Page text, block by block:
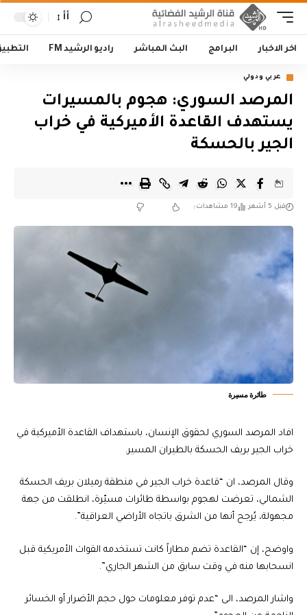
أأ
اخر الاخبار البرامج البث المباشر راديو الرشيد FM
عربي ودولي
المرصد السوري: هجوم بالمسيرات
يستهدف القاعدة الأميركية في خراب
الجير بالحسكة
قبل 5 أشهر 19 مشاهدات
طائرة مسيرة
افاد المرصد السوري لحقوق الإنسان، باستهداف القاعدة الأميركية في
خراب الجير بريف الحسكة بالطيران المسير.
وقال المرصد، ان “قاعدة خراب الجير في منطقة رميلان بريف الحسكة
الشمالي، تعرضت لهجوم بواسطة طائرات مسيّرة، انطلقت من جهة
مجهولة، يُرجح أنها من الشرق باتجاه الأراضي العراقية”.
واوضح، إن “القاعدة تضم مطاراً كانت تستخدمه القوات الأمريكية قبل
انسحابها منه في وقت سابق من الشهر الجاري”.
واشار المرصد، الى “عدم توفر معلومات حول حجم الأضرار أو الخسائر